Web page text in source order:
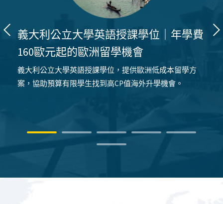
義大利公立大學英語授課學位｜年學費
160歐元起的歐洲留學機會
義大利公立大學英語授課學位，提供歐洲低成本留學方
案，協助預算有限學生找到高CP值海外升學機會。